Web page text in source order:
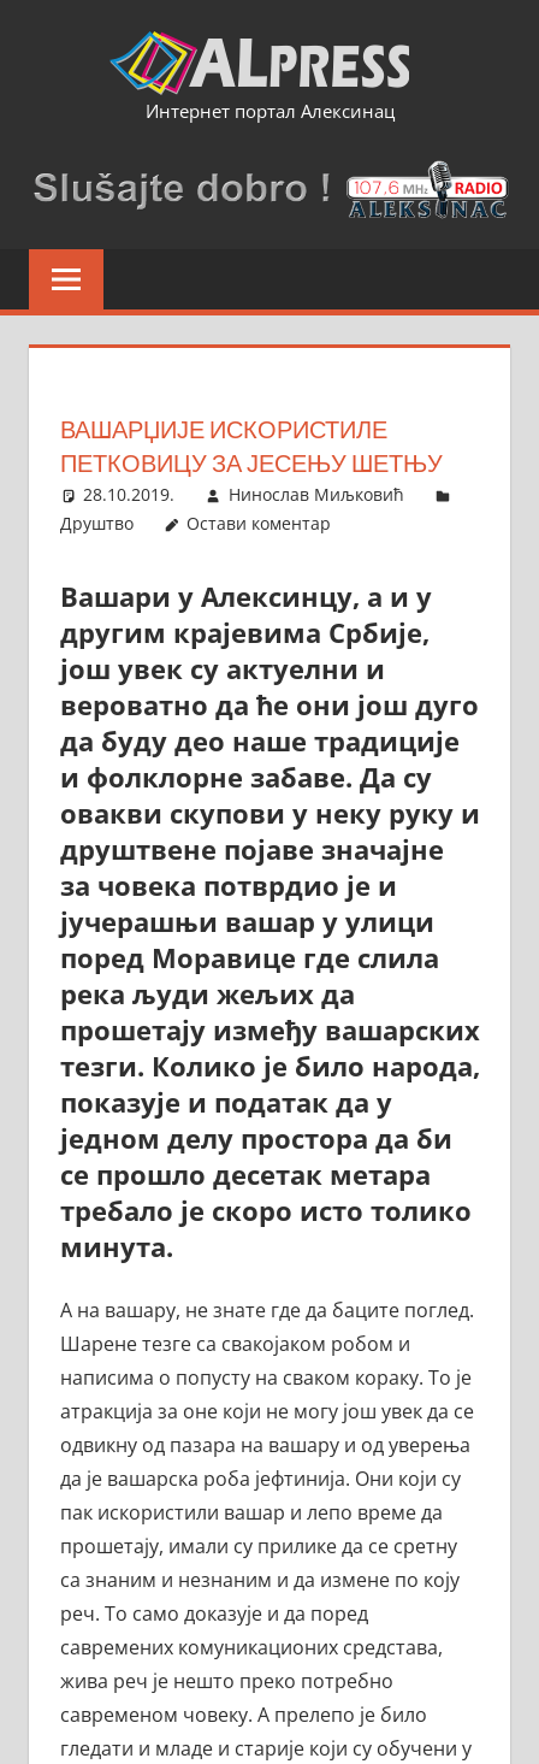
Интернет портал Алексинац
ВАШАРЏИЈЕ ИСКОРИСТИЛЕ
ПЕТКОВИЦУ ЗА ЈЕСЕЊУ ШЕТЊУ
28.10.2019.
Нинослав Миљковић
Друштво
Остави коментар
Вашари у Алексинцу, а и у
другим крајевима Србије,
још увек су актуелни и
вероватно да ће они још дуго
да буду део наше традиције
и фолклорне забаве. Да су
овакви скупови у неку руку и
друштвене појаве значајне
за човека потврдио је и
јучерашњи вашар у улици
поред Моравице где слила
река људи жељих да
прошетају између вашарских
тезги. Колико је било народа,
показује и податак да у
једном делу простора да би
се прошло десетак метара
требало је скоро исто толико
минута.
А на вашару, не знате где да баците поглед.
Шарене тезге са свакојаком робом и
написима о попусту на сваком кораку. То је
атракција за оне који не могу још увек да се
одвикну од пазара на вашару и од уверења
да је вашарска роба јефтинија. Они који су
пак искористили вашар и лепо време да
прошетају, имали су прилике да се сретну
са знаним и незнаним и да измене по коју
реч. То само доказује и да поред
савремених комуникационих средстава,
жива реч је нешто преко потребно
савременом човеку. А прелепо је било
гледати и младе и старије који су обучени у